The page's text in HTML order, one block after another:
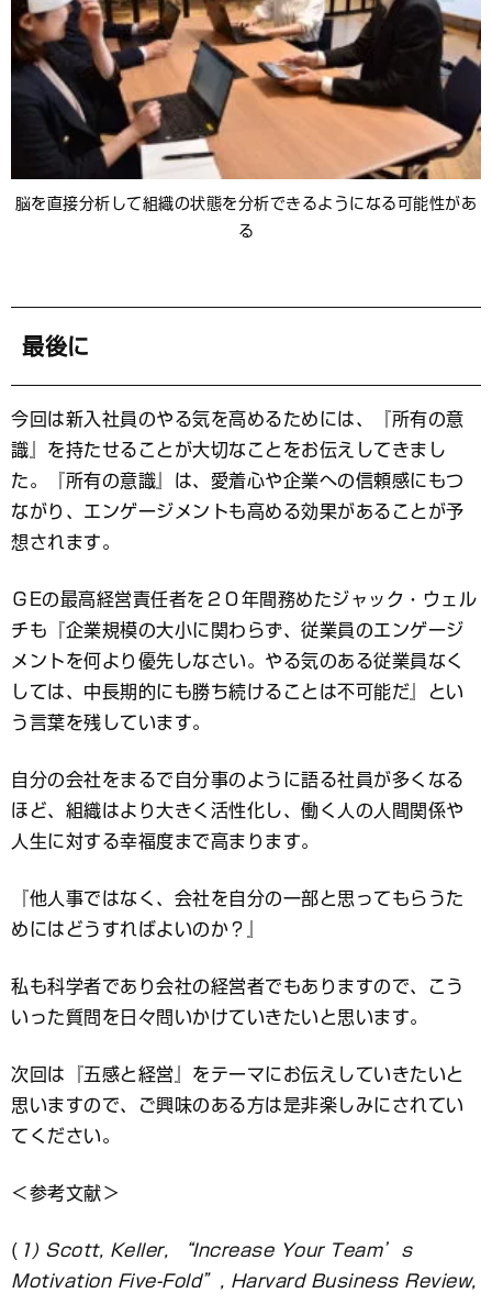
脳を直接分析して組織の状態を分析できるようになる可能性があ
る
最後に
今回は新入社員のやる気を高めるためには、『所有の意
識』を持たせることが大切なことをお伝えしてきまし
た。『所有の意識』は、愛着心や企業への信頼感にもつ
ながり、エンゲージメントも高める効果があることが予
想されます。
ＧEの最高経営責任者を２０年間務めたジャック・ウェル
チも『企業規模の大小に関わらず、従業員のエンゲージ
メントを何より優先しなさい。やる気のある従業員なく
しては、中長期的にも勝ち続けることは不可能だ』とい
う言葉を残しています。
自分の会社をまるで自分事のように語る社員が多くなる
ほど、組織はより大きく活性化し、働く人の人間関係や
人生に対する幸福度まで高まります。
『他人事ではなく、会社を自分の一部と思ってもらうた
めにはどうすればよいのか？』
私も科学者であり会社の経営者でもありますので、こう
いった質問を日々問いかけていきたいと思います。
次回は『五感と経営』をテーマにお伝えしていきたいと
思いますので、ご興味のある方は是非楽しみにされてい
てください。
＜参考文献＞
( 1) Scott, Keller, “Increase Your Team’s
Motivation Five-Fold”, Harvard Business Review,